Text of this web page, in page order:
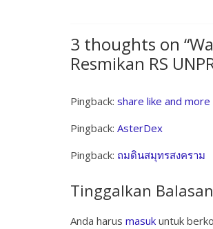
3 thoughts on “
Resmikan RS
Pingback: share like and more
Pingback: AsterDex
Pingback: ถมดินสมุทรสงคราม
Tinggalkan Balasan
Anda harus masuk untuk